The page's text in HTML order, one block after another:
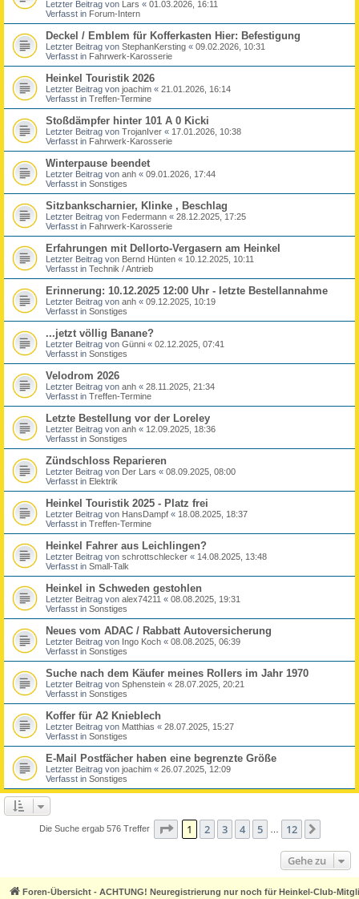
Letzter Beitrag von Lars « 01.03.2026, 16:11
Verfasst in Forum-Intern
Deckel / Emblem für Kofferkasten Hier: Befestigung
Letzter Beitrag von StephanKersting « 09.02.2026, 10:31
Verfasst in Fahrwerk-Karosserie
Heinkel Touristik 2026
Letzter Beitrag von joachim « 21.01.2026, 16:14
Verfasst in Treffen-Termine
Stoßdämpfer hinter 101 A 0 Kicki
Letzter Beitrag von TrojanIver « 17.01.2026, 10:38
Verfasst in Fahrwerk-Karosserie
Winterpause beendet
Letzter Beitrag von anh « 09.01.2026, 17:44
Verfasst in Sonstiges
Sitzbankscharnier, Klinke , Beschlag
Letzter Beitrag von Federmann « 28.12.2025, 17:25
Verfasst in Fahrwerk-Karosserie
Erfahrungen mit Dellorto-Vergasern am Heinkel
Letzter Beitrag von Bernd Hünten « 10.12.2025, 10:11
Verfasst in Technik / Antrieb
Erinnerung: 10.12.2025 12:00 Uhr - letzte Bestellannahme
Letzter Beitrag von anh « 09.12.2025, 10:19
Verfasst in Sonstiges
...jetzt völlig Banane?
Letzter Beitrag von Günni « 02.12.2025, 07:41
Verfasst in Sonstiges
Velodrom 2026
Letzter Beitrag von anh « 28.11.2025, 21:34
Verfasst in Treffen-Termine
Letzte Bestellung vor der Loreley
Letzter Beitrag von anh « 12.09.2025, 18:36
Verfasst in Sonstiges
Zündschloss Reparieren
Letzter Beitrag von Der Lars « 08.09.2025, 08:00
Verfasst in Elektrik
Heinkel Touristik 2025 - Platz frei
Letzter Beitrag von HansDampf « 18.08.2025, 18:37
Verfasst in Treffen-Termine
Heinkel Fahrer aus Leichlingen?
Letzter Beitrag von schrottschlecker « 14.08.2025, 13:48
Verfasst in Small-Talk
Heinkel in Schweden gestohlen
Letzter Beitrag von alex74211 « 08.08.2025, 19:31
Verfasst in Sonstiges
Neues vom ADAC / Rabbatt Autoversicherung
Letzter Beitrag von Ingo Koch « 08.08.2025, 06:39
Verfasst in Sonstiges
Suche nach dem Käufer meines Rollers im Jahr 1970
Letzter Beitrag von Sphenstein « 28.07.2025, 20:21
Verfasst in Sonstiges
Koffer für A2 Knieblech
Letzter Beitrag von Matthias « 28.07.2025, 15:27
Verfasst in Sonstiges
E-Mail Postfächer haben eine begrenzte Größe
Letzter Beitrag von joachim « 26.07.2025, 12:09
Verfasst in Sonstiges
Die Suche ergab 576 Treffer Seite 1von 12
1 2 3 4 5 12
Gehe zu
Foren-Übersicht - ACHTUNG! Neuregistrierung nur noch für Heinkel-Club-